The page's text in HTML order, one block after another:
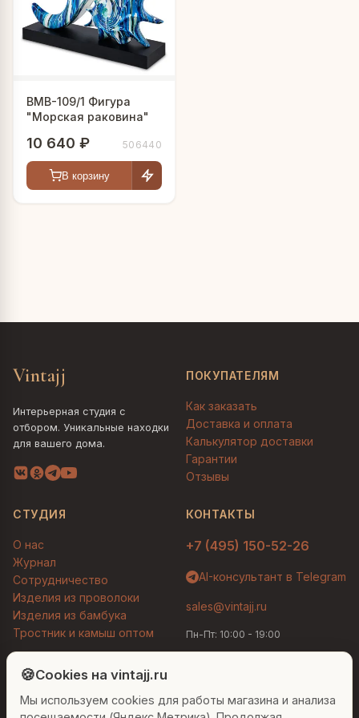
BMB-109/1 Фигура
"Морская раковина"
10 640 ₽ 506440
В корзину
Vintajj
Интерьерная студия с
отбором. Уникальные находки
для вашего дома.
ПОКУПАТЕЛЯМ
Как заказать
Доставка и оплата
Калькулятор доставки
Гарантии
Отзывы
СТУДИЯ
О нас
Журнал
Сотрудничество
Изделия из проволоки
Изделия из бамбука
Тростник и камыш оптом
КОНТАКТЫ
+7 (495) 150-52-26
AI-консультант в Telegram
sales@vintajj.ru
Пн-Пт: 10:00 - 19:00
© 2026 Vintajj. Все права защищены.
Договор оферты
Политика конфиденциальности
🍪Cookies на vintajj.ru
Мы используем cookies для работы магазина и анализа
Людмила
Привет! Я Людмила, ваш персональный
консультант по декору. Чем могу помочь?